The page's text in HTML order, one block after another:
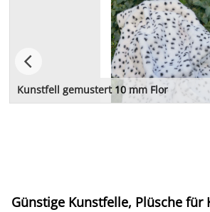
Kunstfell gemustert 10 mm Flor
Fell Plüsch mit ca. 8 - 10 mm Flor
Günstige Kunstfelle, Plüsche für